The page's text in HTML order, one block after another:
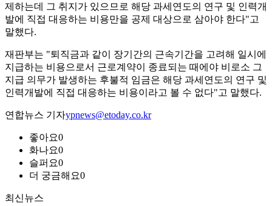
제하는데 그 취지가 있으므로 해당 과세연도의 연구 및 인력개
발에 직접 대응하는 비용만을 공제 대상으로 삼아야 한다"고
말했다.
재판부는 "퇴직금과 같이 장기간의 근속기간을 고려해 일시에
지급하는 비용으로서 근로계약이 종료되는 때에야 비로소 그
지급 의무가 발생하는 후불적 임금은 해당 과세연도의 연구 및
인력개발에 직접 대응하는 비용이라고 볼 수 없다"고 말했다.
연합뉴스 기자ypnews@etoday.co.kr
좋아요0
화나요0
슬퍼요0
더 궁금해요0
최신뉴스